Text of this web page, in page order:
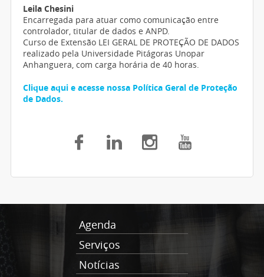
Leila Chesini
Encarregada para atuar como comunicação entre
controlador, titular de dados e ANPD.
Curso de Extensão LEI GERAL DE PROTEÇÃO DE DADOS
realizado pela Universidade Pitágoras Unopar
Anhanguera, com carga horária de 40 horas.
Clique aqui e acesse nossa Política Geral de Proteção
de Dados.
Agenda
Serviços
Notícias